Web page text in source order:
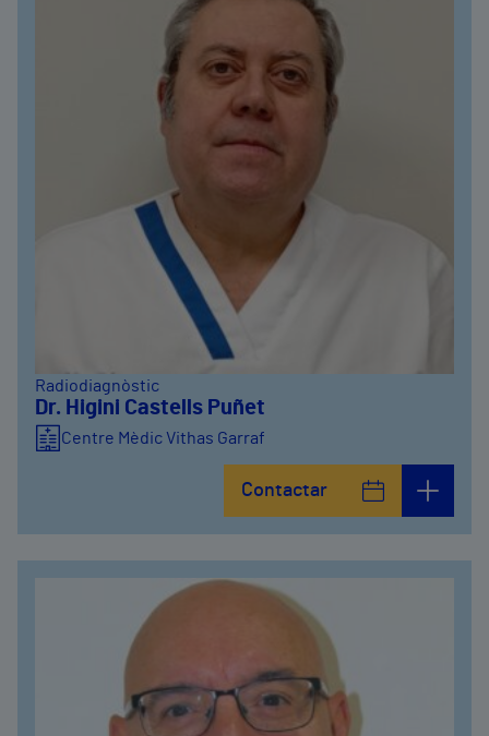
Radiodiagnòstic
Dr. Higini Castells Puñet
Centre Mèdic Vithas Garraf
Contactar